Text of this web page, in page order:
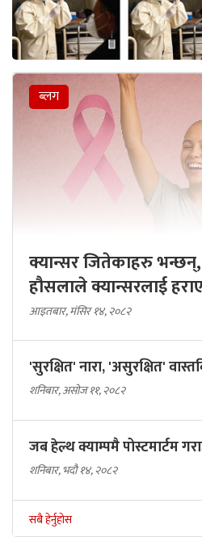
ब्लग
क्यान्सर जितेकाहरु
हौसलाले क्यान्सरलाई
आइतबार, मंसिर १४, २०८२
'सुरक्षित' नारा, 'असुरक्षित'
शनिबार, असोज ११, २०८२
जब हेल्थ क्याम्पमै पोस्टमार्टम
शनिबार, भदौ १४, २०८२
सबै हेर्नुहोस